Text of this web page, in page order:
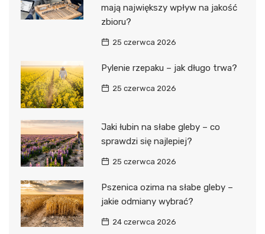
mają największy wpływ na jakość
zbioru?
25 czerwca 2026
Pylenie rzepaku – jak długo trwa?
25 czerwca 2026
Jaki łubin na słabe gleby – co
sprawdzi się najlepiej?
25 czerwca 2026
Pszenica ozima na słabe gleby –
jakie odmiany wybrać?
24 czerwca 2026